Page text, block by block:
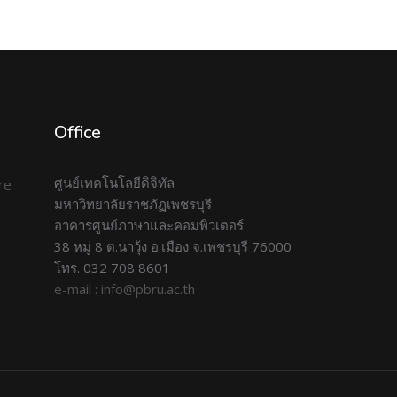
Office
ศูนย์เทคโนโลยีดิจิทัล
มหาวิทยาลัยราชภัฏเพชรบุรี
อาคารศูนย์ภาษาและคอมพิวเตอร์
38 หมู่ 8 ต.นาวุ้ง อ.เมือง จ.เพชรบุรี 76000
โทร. 032 708 8601
e-mail : info@pbru.ac.th